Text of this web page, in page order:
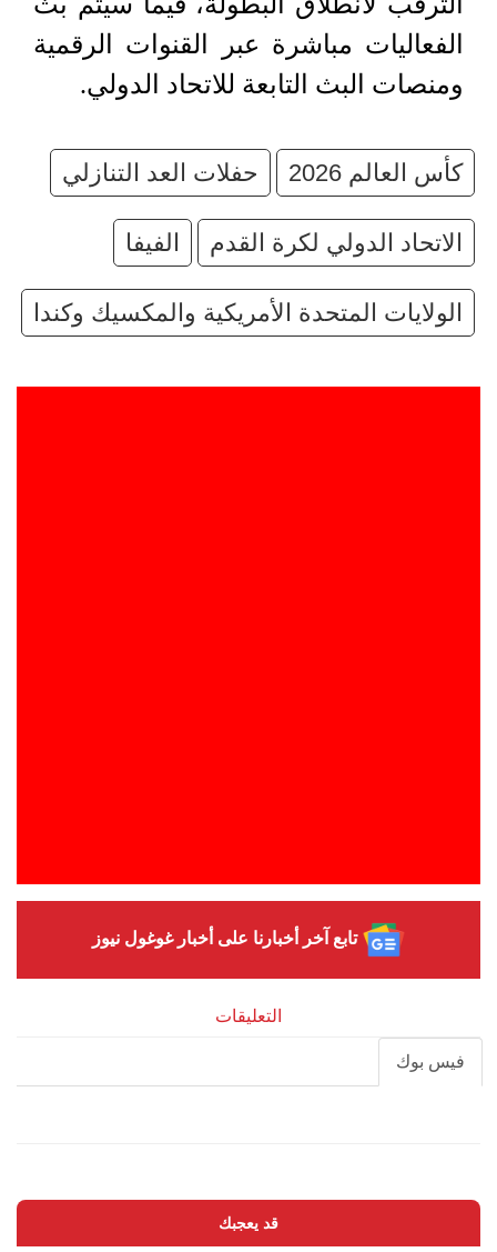
الفعاليات مباشرة عبر القنوات الرقمية
ومنصات البث التابعة للاتحاد الدولي.
كأس العالم 2026 حفلات العد التنازلي
الاتحاد الدولي لكرة القدم الفيفا
الولايات المتحدة الأمريكية والمكسيك وكندا
تابع آخر أخبارنا على أخبار غوغول نيوز
التعليقات
فيس بوك
قد يعجبك